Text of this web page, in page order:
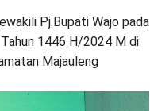
Pj.Bupati Wajo pada
1446 H/2024 M di
Majauleng